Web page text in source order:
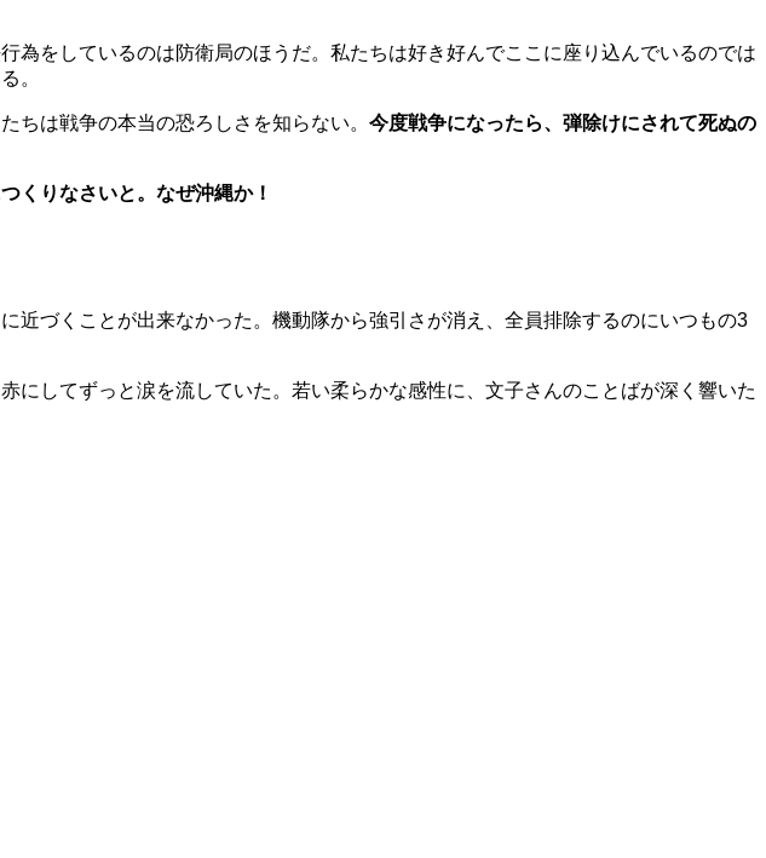
為をしているのは防衛局のほうだ。私たちは好き好んでここに座り込んでいるのでは
。
は戦争の本当の恐ろしさを知らない。 今度戦争になったら、弾除けにされて死ぬの
くりなさいと。なぜ沖縄か！
近づくことが出来なかった。機動隊から強引さが消え、全員排除するのにいつもの3
してずっと涙を流していた。若い柔らかな感性に、文子さんのことばが深く響いた